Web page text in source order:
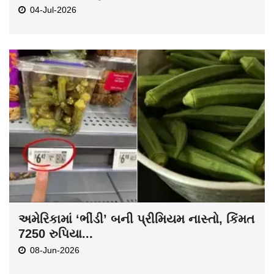
04-Jul-2026
અમેરિકામાં ‘ભીંડી’ બની પ્રીમિયમ નાસ્તો, કિંમત
7250 રુપિયા...
08-Jun-2026